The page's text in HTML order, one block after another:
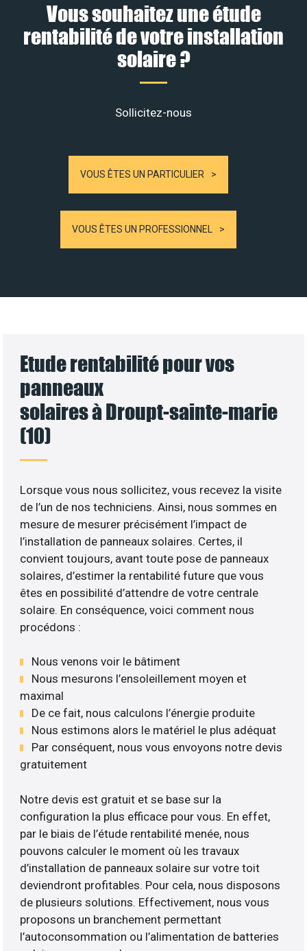
Vous souhaitez une étude
rentabilité de votre installation
solaire ?
Sollicitez-nous
VOUS ÊTES UN PARTICULIER
VOUS ÊTES UN PROFESSIONNEL
Etude rentabilité pour vos
panneaux
solaires à Droupt-sainte-marie
(10)
Lorsque vous nous sollicitez, vous recevez la visite
de l’un de nos techniciens. Ainsi, nous sommes en
mesure de mesurer précisément l’impact de
l’installation de panneaux solaires. Certes, il
convient toujours, avant toute pose de panneaux
solaires, d’estimer la rentabilité future que vous
êtes en possibilité d’attendre de votre centrale
solaire. En conséquence, voici comment nous
procédons :
Nous venons voir le bâtiment
Nous mesurons l’ensoleillement moyen et
maximal
De ce fait, nous calculons l’énergie produite
Nous estimons alors le matériel le plus adéquat
Par conséquent, nous vous envoyons notre devis
gratuitement
Notre devis est gratuit et se base sur la
configuration la plus efficace pour vous. En effet,
par le biais de l’étude rentabilité menée, nous
pouvons calculer le moment où les travaux
d’installation de panneaux solaire sur votre toit
deviendront profitables. Pour cela, nous disposons
de plusieurs solutions. Effectivement, nous vous
proposons un branchement permettant
l’autoconsommation ou l’alimentation de batteries